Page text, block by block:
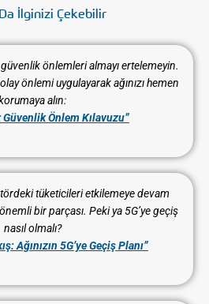
İlginizi Çekebilir
önlemleri almayı ertelemeyin.
önlemi uygulayarak ağınızı hemen
alın:
Güvenlik Önlem Kılavuzu”
tüketicileri etkilemeye devam
önemli bir parçası. Peki ya 5G’ye geçiş
nasıl olmalı?
Ağınızın 5G’ye Geçiş Planı”